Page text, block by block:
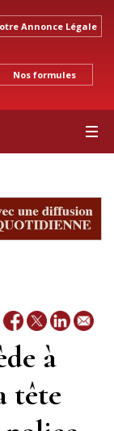
Annonce Légale
Nos formules
à
tête